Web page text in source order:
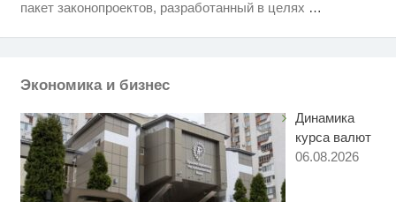
пакет законопроектов, разработанный в целях …
Экономика и бизнес
Динамика
курса валют
06.08.2026
вы будете в шоке от увиденного